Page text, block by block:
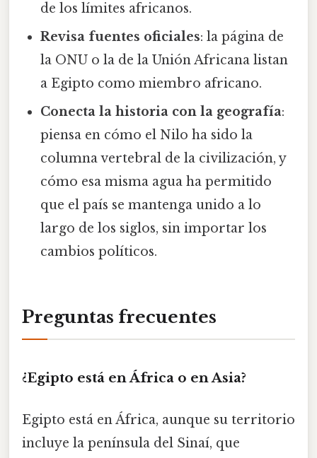
de los límites africanos.
Revisa fuentes oficiales: la página de
la ONU o la de la Unión Africana listan
a Egipto como miembro africano.
Conecta la historia con la geografía:
piensa en cómo el Nilo ha sido la
columna vertebral de la civilización, y
cómo esa misma agua ha permitido
que el país se mantenga unido a lo
largo de los siglos, sin importar los
cambios políticos.
Preguntas frecuentes
¿Egipto está en África o en Asia?
Egipto está en África, aunque su territorio
incluye la península del Sinaí, que